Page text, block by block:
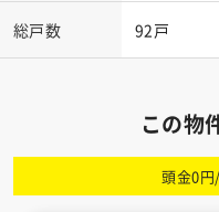
総戸数 92戸
この物
頭金0